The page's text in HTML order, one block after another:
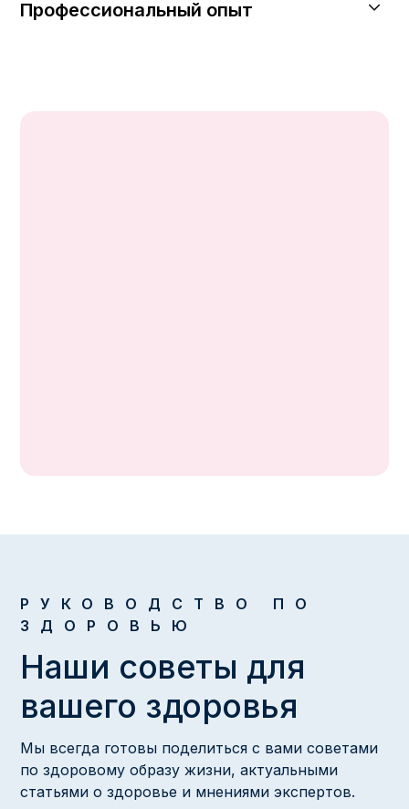
Профессиональный опыт
РУКОВОДСТВО ПО
ЗДОРОВЬЮ
Наши советы для
вашего здоровья
Мы всегда готовы поделиться с вами советами
по здоровому образу жизни, актуальными
статьями о здоровье и мнениями экспертов.